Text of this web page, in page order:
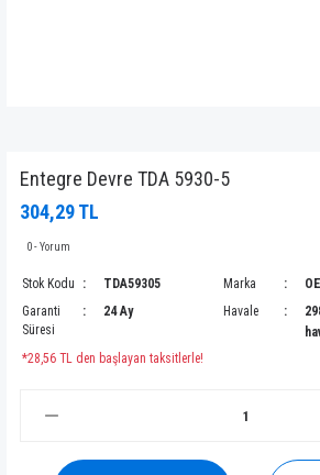
Entegre Devre TDA 5930-5
304,29 TL
0 - Yorum
Stok Kodu TDA59305 Marka
Garanti
Süresi
24 Ay Havale
*28,56 TL den başlayan taksitlerle!